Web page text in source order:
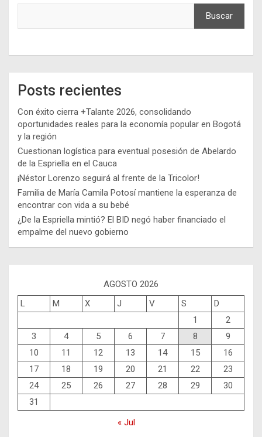
Buscar
Posts recientes
Con éxito cierra +Talante 2026, consolidando
oportunidades reales para la economía popular en Bogotá
y la región
Cuestionan logística para eventual posesión de Abelardo
de la Espriella en el Cauca
¡Néstor Lorenzo seguirá al frente de la Tricolor!
Familia de María Camila Potosí mantiene la esperanza de
encontrar con vida a su bebé
¿De la Espriella mintió? El BID negó haber financiado el
empalme del nuevo gobierno
AGOSTO 2026
L
M X J V S
D
1
2
3
4 5 6 7 8
9
10
11 12 13 14 15
16
17
18 19 20 21 22
23
24
25 26 27 28 29
30
31
« Jul